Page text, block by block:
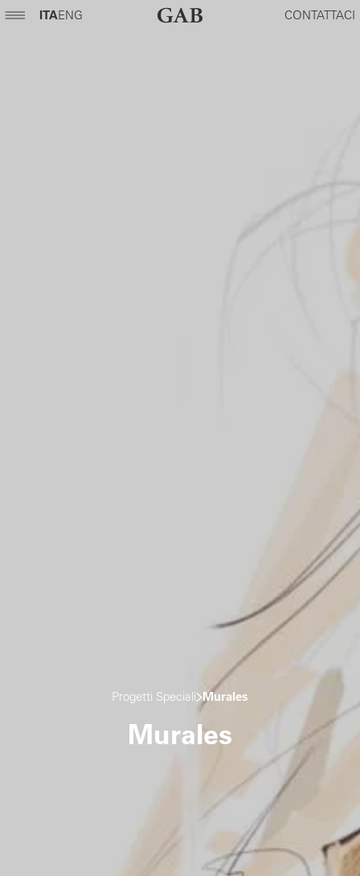
ITAENG CONTATTACI
Progetti Speciali Murales
Murales